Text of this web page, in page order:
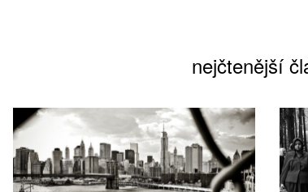
nejčtenější